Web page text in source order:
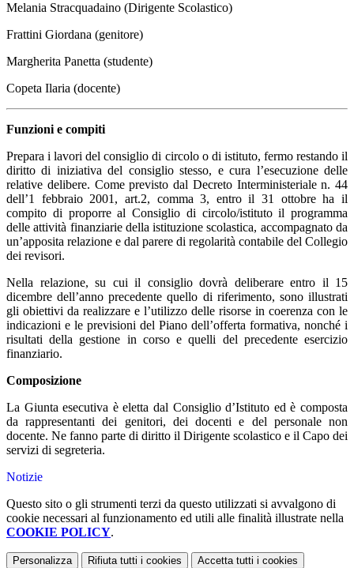
Melania Stracquadaino (Dirigente Scolastico)
Frattini Giordana (genitore)
Margherita Panetta (studente)
Copeta Ilaria (docente)
Funzioni e compiti
Prepara i lavori del consiglio di circolo o di istituto, fermo restando il
diritto di iniziativa del consiglio stesso, e cura l’esecuzione delle
relative delibere. Come previsto dal Decreto Interministeriale n. 44
dell’1 febbraio 2001, art.2, comma 3, entro il 31 ottobre ha il
compito di proporre al Consiglio di circolo/istituto il programma
delle attività finanziarie della istituzione scolastica, accompagnato da
un’apposita relazione e dal parere di regolarità contabile del Collegio
dei revisori.
Nella relazione, su cui il consiglio dovrà deliberare entro il 15
dicembre dell’anno precedente quello di riferimento, sono illustrati
gli obiettivi da realizzare e l’utilizzo delle risorse in coerenza con le
indicazioni e le previsioni del Piano dell’offerta formativa, nonché i
risultati della gestione in corso e quelli del precedente esercizio
finanziario.
Composizione
La Giunta esecutiva è eletta dal Consiglio d’Istituto ed è composta
da rappresentanti dei genitori, dei docenti e del personale non
docente. Ne fanno parte di diritto il Dirigente scolastico e il Capo dei
servizi di segreteria.
Notizie
Questo sito o gli strumenti terzi da questo utilizzati si avvalgono di
cookie necessari al funzionamento ed utili alle finalità illustrate nella
COOKIE POLICY.
Personalizza Rifiuta tutti i cookies Accetta tutti i cookies